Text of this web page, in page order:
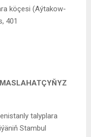
köçesi (Aýtakow-
401
talyplara
Stambul